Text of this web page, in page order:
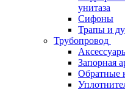
унитаза
Сифоны
Трапы и
Трубопровод
Запорная
Обратные